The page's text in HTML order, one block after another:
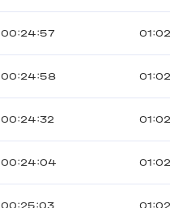
00:24:57
00:24:58
00:24:32
00:24:04
00:25:03